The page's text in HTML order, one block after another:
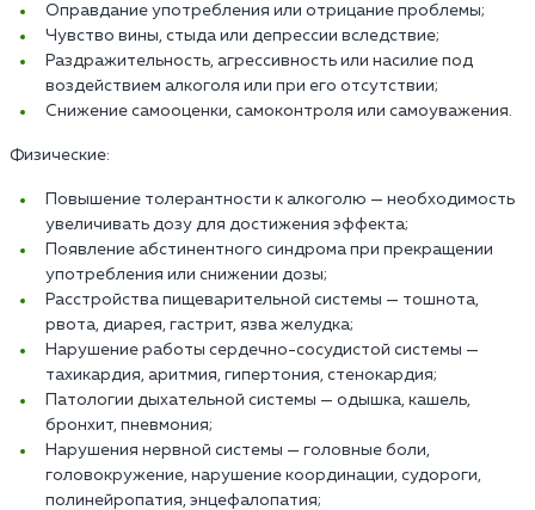
Оправдание употребления или отрицание проблемы;
Чувство вины, стыда или депрессии вследствие;
Раздражительность, агрессивность или насилие под
воздействием алкоголя или при его отсутствии;
Снижение самооценки, самоконтроля или самоуважения.
Физические:
Повышение толерантности к алкоголю — необходимость
увеличивать дозу для достижения эффекта;
Появление абстинентного синдрома при прекращении
употребления или снижении дозы;
Расстройства пищеварительной системы — тошнота,
рвота, диарея, гастрит, язва желудка;
Нарушение работы сердечно-сосудистой системы —
тахикардия, аритмия, гипертония, стенокардия;
Патологии дыхательной системы — одышка, кашель,
бронхит, пневмония;
Нарушения нервной системы — головные боли,
головокружение, нарушение координации, судороги,
полинейропатия, энцефалопатия;